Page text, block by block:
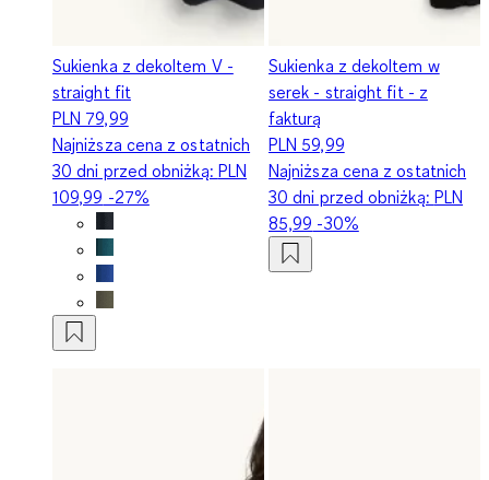
Sukienka z dekoltem V -
straight fit
PLN 79,99
Najniższa cena z ostatnich
30 dni przed obniżką: PLN
109,99 -27%
Sukienka z dekoltem w
serek - straight fit - z
fakturą
PLN 59,99
Najniższa cena z ostatnich
30 dni przed obniżką: PLN
85,99 -30%